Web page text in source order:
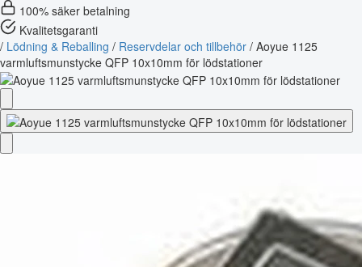
100% säker betalning
Kvalitetsgaranti
/ Lödning & Reballing / Reservdelar och tillbehör / Aoyue 1125
varmluftsmunstycke QFP 10x10mm för lödstationer